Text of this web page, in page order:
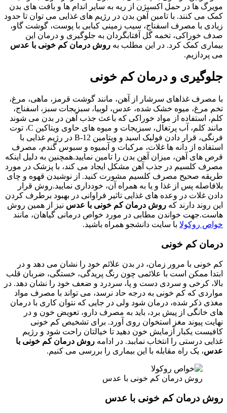
مویرگ ها در حمل اکسیژن از ریه به سایر اندام ها و بافت های بدن
کمک می کنند. با تامین آهن بدن در رژیم های غذایی می توان تا حدود
زیادی با مصرف اسفناج، سیب زمینی کبابی با پوست، گوشت گاو،
صدف‌ خوراکی، تخمه گل آفتابگردان به جلوگیری و درمان این
بیماری کمک کرد. در این مطلب به روش درمان کم خونی با عدس
می پردازیم.
جلوگیری و درمان کم خونی
با مصرف غذاهای سرشار از آهن، مانند گوشت قرمز، ماهی، مرغ،
تخم ‌مرغ، میوه‌ خشک شده، عدس، لوبیا، سبزیجات سبز، اسفناج،
کلم، استفاده از مواد خوراکی که باعث جذب آهن در بدن می شوند
مانند کلم، آب پرتغال، سبزیجات و میوه های حاوی ویتاکین C، توت
فرنگی، قرار دادن فولیک اسید و ویتامین B-12 در رژیم غذایی با
استفاده از دانه ها غلات، مرکبات و آبمیوه و سبوس گندم، مصرف
قرص های آهن، میزان آهن بدن را تامین نمایید.همچنین به دلیل اینکه
مصرف کلسیم در جذب آهن مشکل ایجاد می کند، با پزشک در مورد
طریقه صحیح مصرف کلسیم مشورت کنید. از نوشیدن قهوه و چای
بلافاصله پس از غذا و یا به همراه آن، خودداری نمایید.روش قرار
دادن غلات در وعده های غذایی تاثیر فراوانی در بهبود برطرف کردن
این روند دارند که روش درمان کم خونی با عدس نیز از همین روش
هاست.جهت خواندن مطابی در مورد خواص درمانی گیاهان، مانند
خواص روکولا با سایت دانشجو همراه باشید.
درمان کم خونی
کم خونی با مرور زمان، در بدن علائم خود را نشان می دهد و در
ابتدا ممکن است با علائمی چون رنگ پریدگی، خستگی، ضربان قلب
بالا، کرخی و سردی دست و پا، سردرد و ضعف خود را نشان دهد. در
مواردی که کم خونی به درجه حاد نرسد، می تواند با مصرف مواد
مغذی ذکر شده، درمان شود ولی در جایی که نتوان کاری با درمان
های خانگی از پیش برد، باید به مصرف دارو، تعویض خون و در
نهایت پیوند مغز استخوان روی آورد. برای تشخیص کم خونی
کافیست یکبار آزمایش خون دهید تا خیالتان راحت شود و رژیم
غذایی درستی را انتخاب نماببد. در ادامه روش درمان کم خونی با
عدس، یک راه مقابله با این بیماری را بررسی می کنیم.
روش درمان کم خونی با عدس
روش درمان کم خونی با عدس